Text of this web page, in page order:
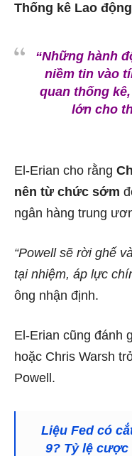
Thống kê Lao
“Những hành
niềm tin vào
quan thống
lớn cho
El-Erian cho rằng
nên từ chức sớm
ngân hàng trung
“Powell sẽ rời ghế
tại nhiệm, áp lực
ông nhận định.
El-Erian cũng đánh
hoặc Chris Warsh
Powell.
Liệu Fed có
9? Tỷ lệ